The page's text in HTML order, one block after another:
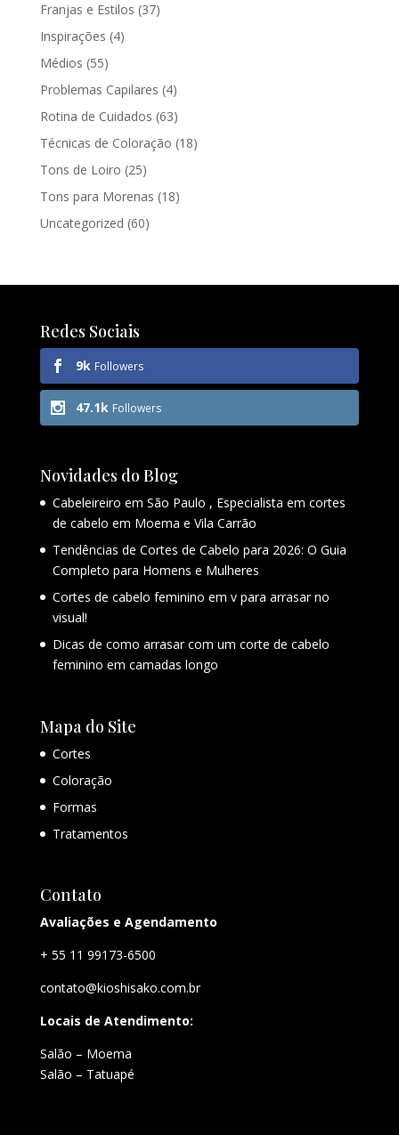
Franjas e Estilos (37)
Inspirações (4)
Médios (55)
Problemas Capilares (4)
Rotina de Cuidados (63)
Técnicas de Coloração (18)
Tons de Loiro (25)
Tons para Morenas (18)
Uncategorized (60)
Redes Sociais
9k Followers
47.1k Followers
Novidades do Blog
Cabeleireiro em São Paulo , Especialista em cortes
de cabelo em Moema e Vila Carrão
Tendências de Cortes de Cabelo para 2026: O Guia
Completo para Homens e Mulheres
Cortes de cabelo feminino em v para arrasar no
visual!
Dicas de como arrasar com um corte de cabelo
feminino em camadas longo
Mapa do Site
Cortes
Coloração
Formas
Tratamentos
Contato
Avaliações e Agendamento
+ 55 11 99173-6500
contato@kioshisako.com.br
Locais de Atendimento:
Salão – Moema
Salão – Tatuapé